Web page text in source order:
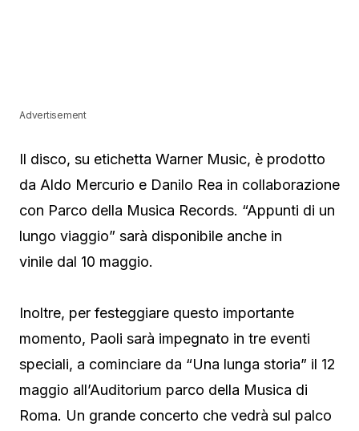
Advertisement
Il disco, su etichetta Warner Music, è prodotto
da Aldo Mercurio e Danilo Rea in collaborazione
con Parco della Musica Records. “Appunti di un
lungo viaggio” sarà disponibile anche in
vinile dal 10 maggio.
Inoltre, per festeggiare questo importante
momento, Paoli sarà impegnato in tre eventi
speciali, a cominciare da “Una lunga storia” il 12
maggio all’Auditorium parco della Musica di
Roma. Un grande concerto che vedrà sul palco